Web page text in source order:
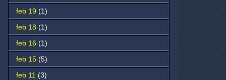
feb 19 (1)
feb 18 (1)
feb 16 (1)
feb 15 (5)
feb 11 (3)